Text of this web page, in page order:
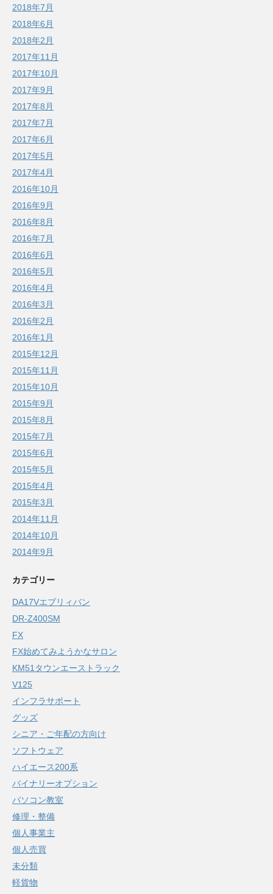
2018年7月
2018年6月
2018年2月
2017年11月
2017年10月
2017年9月
2017年8月
2017年7月
2017年6月
2017年5月
2017年4月
2016年10月
2016年9月
2016年8月
2016年7月
2016年6月
2016年5月
2016年4月
2016年3月
2016年2月
2016年1月
2015年12月
2015年11月
2015年10月
2015年9月
2015年8月
2015年7月
2015年6月
2015年5月
2015年4月
2015年3月
2014年11月
2014年10月
2014年9月
カテゴリー
DA17Vエブリィバン
DR-Z400SM
FX
FX始めてみようかなサロン
KM51タウンエーストラック
V125
インフラサポート
グッズ
シニア・ご年配の方向け
ソフトウェア
ハイエース200系
バイナリーオプション
パソコン教室
修理・整備
個人事業主
個人売買
未分類
軽貨物